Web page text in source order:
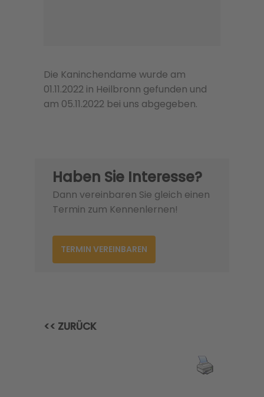
Die Kaninchendame wurde am
01.11.2022 in Heilbronn gefunden und
am 05.11.2022 bei uns abgegeben.
Haben Sie Interesse?
Dann vereinbaren Sie gleich einen
Termin zum Kennenlernen!
TERMIN VEREINBAREN
<< ZURÜCK